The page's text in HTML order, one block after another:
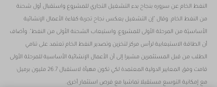
النفط الخام عن سروره بنجاح بدء التشغيل التجاري للمشروع واستقبال أول شحنة
من النفط الخام. وقال "إن التشغيل يعكس نجاح تجربة كفاءة الأعمال الإنشائية
الأساسيّة من المرحلة الأولى للمشروع، واستيعاب الشحنة الأولى من النفط". وأضاف
أن الطاقة الاستيعابية لرأس مركز لتخزين وتصدير النفط الخام تعتمد على تنامي
الطلب من قبل المستثمرين مشيرا إلى أن الأعمال الإنشائية الأساسية للمرحلة الأولى
قامت وفق المعايير الدولية المعتمدة لكي تكون مهيأة لاستقبال 26.7 مليون برميل؛
مع إمكانية التوسع مستقبلا تماشيا مع فرص استثمار أخرى.